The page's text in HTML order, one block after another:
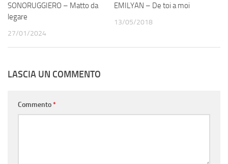
SONORUGGIERO – Matto da
legare
27/01/2024
EMILYAN – De toi a moi
13/05/2018
LASCIA UN COMMENTO
Commento*